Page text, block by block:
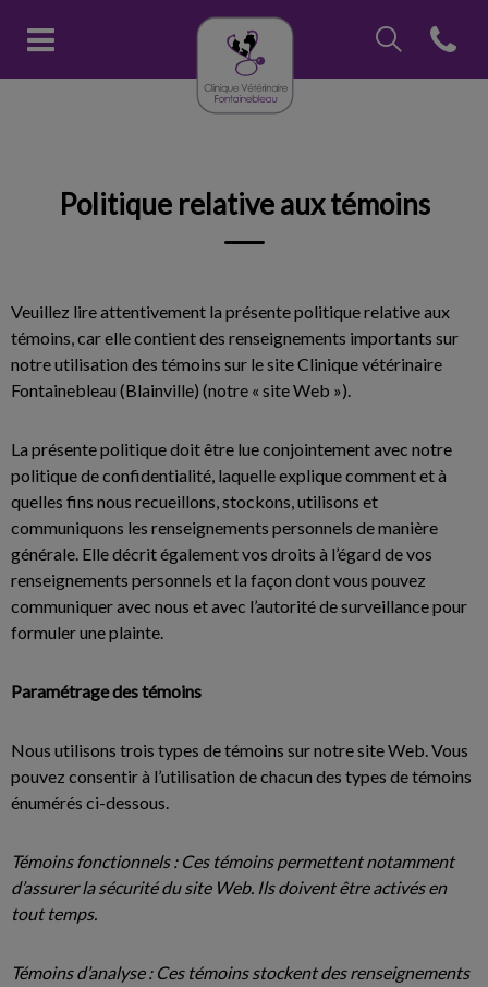
Page d'accueil de Clinique
Open
Politique relative aux témoins
Veuillez lire attentivement la présente politique relative aux
témoins, car elle contient des renseignements importants sur
notre utilisation des témoins sur le site Clinique vétérinaire
Fontainebleau (Blainville) (notre « site Web »).
La présente politique doit être lue conjointement avec notre
politique de confidentialité, laquelle explique comment et à
quelles fins nous recueillons, stockons, utilisons et
communiquons les renseignements personnels de manière
générale. Elle décrit également vos droits à l’égard de vos
renseignements personnels et la façon dont vous pouvez
communiquer avec nous et avec l’autorité de surveillance pour
formuler une plainte.
Paramétrage des témoins
Nous utilisons trois types de témoins sur notre site Web. Vous
pouvez consentir à l’utilisation de chacun des types de témoins
énumérés ci-dessous.
Témoins fonctionnels : Ces témoins permettent notamment
d’assurer la sécurité du site Web. Ils doivent être activés en
tout temps.
Témoins d’analyse : Ces témoins stockent des renseignements